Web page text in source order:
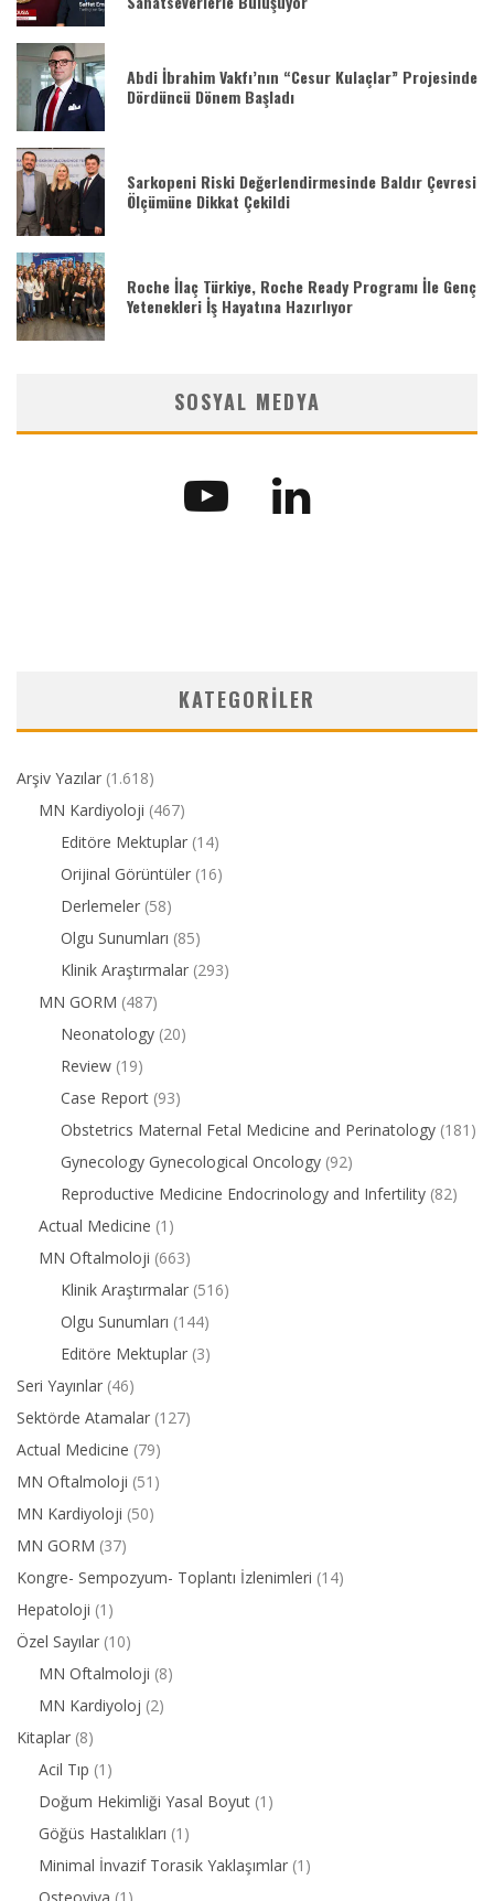
Abdi İbrahim Vakfı’nın “Cesur Kulaçlar” Projesinde
Dördüncü Dönem Başladı
Sarkopeni Riski Değerlendirmesinde Baldır Çevresi
Ölçümüne Dikkat Çekildi
Roche İlaç Türkiye, Roche Ready Programı İle Genç
Yetenekleri İş Hayatına Hazırlıyor
SOSYAL MEDYA
KATEGORILER
Arşiv Yazılar (1.618)
MN Kardiyoloji (467)
Editöre Mektuplar (14)
Orijinal Görüntüler (16)
Derlemeler (58)
Olgu Sunumları (85)
Klinik Araştırmalar (293)
MN GORM (487)
Neonatology (20)
Review (19)
Case Report (93)
Obstetrics Maternal Fetal Medicine and Perinatology (181)
Gynecology Gynecological Oncology (92)
Reproductive Medicine Endocrinology and Infertility (82)
Actual Medicine (1)
MN Oftalmoloji (663)
Klinik Araştırmalar (516)
Olgu Sunumları (144)
Editöre Mektuplar (3)
Seri Yayınlar (46)
Sektörde Atamalar (127)
Actual Medicine (79)
MN Oftalmoloji (51)
MN Kardiyoloji (50)
MN GORM (37)
Kongre- Sempozyum- Toplantı İzlenimleri (14)
Hepatoloji (1)
Özel Sayılar (10)
MN Oftalmoloji (8)
MN Kardiyoloj (2)
Kitaplar (8)
Acil Tıp (1)
Doğum Hekimliği Yasal Boyut (1)
Göğüs Hastalıkları (1)
Minimal İnvazif Torasik Yaklaşımlar (1)